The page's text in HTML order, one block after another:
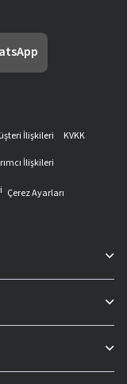
İlişkileri
KVKK
İlişkileri
Çerez Ayarları